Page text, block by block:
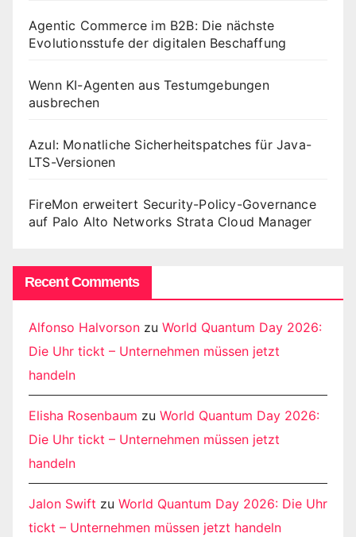
Agentic Commerce im B2B: Die nächste
Evolutionsstufe der digitalen Beschaffung
Wenn KI-Agenten aus Testumgebungen
ausbrechen
Azul: Monatliche Sicherheitspatches für Java-
LTS-Versionen
FireMon erweitert Security-Policy-Governance
auf Palo Alto Networks Strata Cloud Manager
Recent Comments
Alfonso Halvorson zu World Quantum Day 2026:
Die Uhr tickt – Unternehmen müssen jetzt
handeln
Elisha Rosenbaum zu World Quantum Day 2026:
Die Uhr tickt – Unternehmen müssen jetzt
handeln
Jalon Swift zu World Quantum Day 2026: Die Uhr
tickt – Unternehmen müssen jetzt handeln